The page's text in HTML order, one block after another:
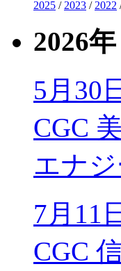
2025 / 2023 / 2022
2026
5月30
CGC
エナ
7月11
CGC